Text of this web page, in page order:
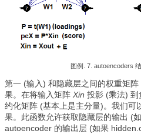
图例. 7. autoencoders
第一 (输入) 和隐藏层之间的权重矩阵
果。在将输入矩阵 Xin 投影 (乘法) 到
约化矩阵 (基本上是主分量)。我们可
果。此函数允许获取隐藏层的输出 (
autoencoder 的输出层 (如果